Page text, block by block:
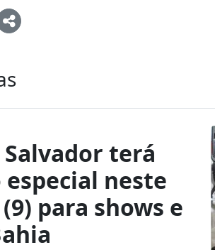
terá
especial neste
para shows e